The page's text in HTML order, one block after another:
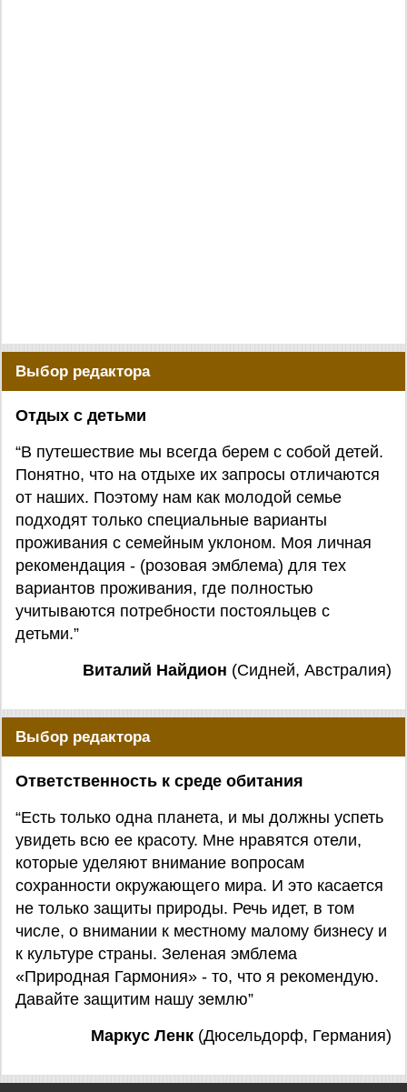
Выбор редактора
Отдых с детьми
“В путешествие мы всегда берем с собой детей.
Понятно, что на отдыхе их запросы отличаются
от наших. Поэтому нам как молодой семье
подходят только специальные варианты
проживания с семейным уклоном. Моя личная
рекомендация - (розовая эмблема) для тех
вариантов проживания, где полностью
учитываются потребности постояльцев с
детьми.”
Виталий Найдион (Сидней, Австралия)
Выбор редактора
Ответственность к среде обитания
“Есть только одна планета, и мы должны успеть
увидеть всю ее красоту. Мне нравятся отели,
которые уделяют внимание вопросам
сохранности окружающего мира. И это касается
не только защиты природы. Речь идет, в том
числе, о внимании к местному малому бизнесу и
к культуре страны. Зеленая эмблема
«Природная Гармония» - то, что я рекомендую.
Давайте защитим нашу землю”
Маркус Ленк (Дюсельдорф, Германия)